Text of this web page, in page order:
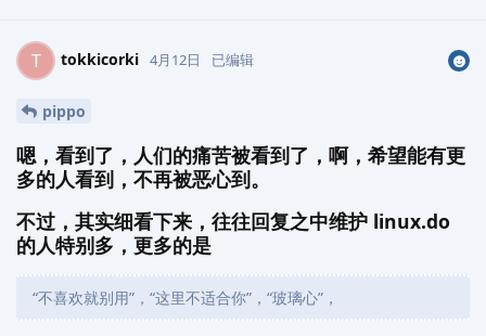
T tokkicorki 4月12日 已编辑
pippo
嗯，看到了，人们的痛苦被看到了，啊，希望能有更
多的人看到，不再被恶心到。
不过，其实细看下来，往往回复之中维护 linux.do
的人特别多，更多的是
“不喜欢就别用”，“这里不适合你”，“玻璃心”，